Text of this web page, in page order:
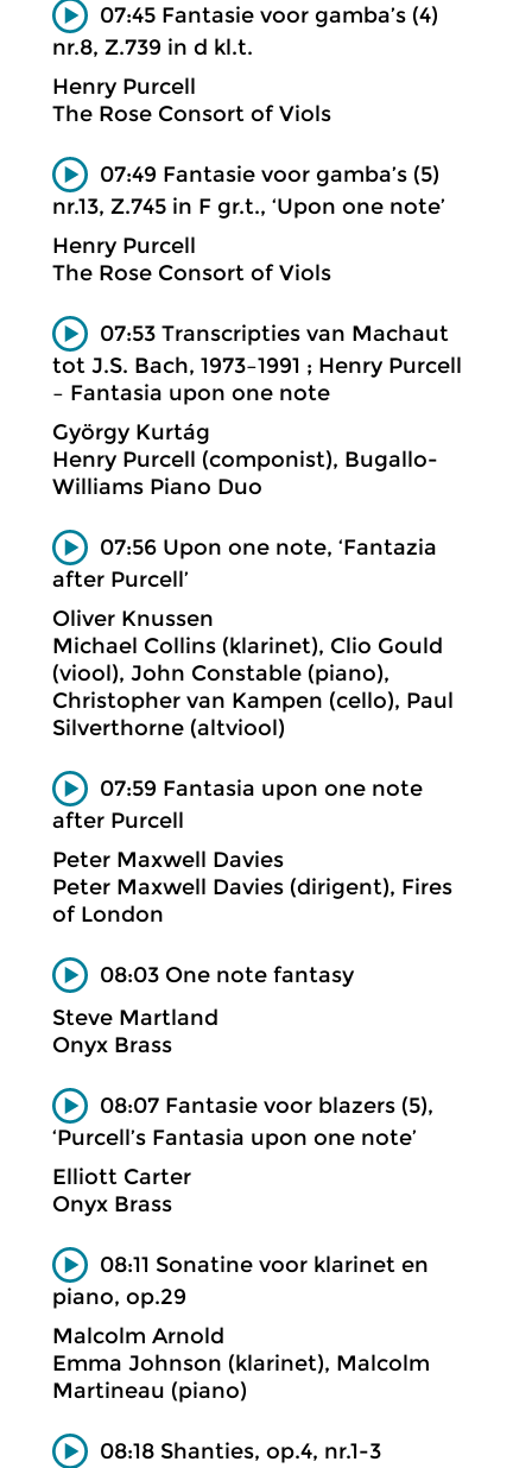
07:45 Fantasie voor gamba’s (4)
nr.8, Z.739 in d kl.t.
Henry Purcell
The Rose Consort of Viols
07:49 Fantasie voor gamba’s (5)
nr.13, Z.745 in F gr.t., ‘Upon one note’
Henry Purcell
The Rose Consort of Viols
07:53 Transcripties van Machaut
tot J.S. Bach, 1973–1991 ; Henry Purcell
– Fantasia upon one note
György Kurtág
Henry Purcell (componist), Bugallo-
Williams Piano Duo
07:56 Upon one note, ‘Fantazia
after Purcell’
Oliver Knussen
Michael Collins (klarinet), Clio Gould
(viool), John Constable (piano),
Christopher van Kampen (cello), Paul
Silverthorne (altviool)
07:59 Fantasia upon one note
after Purcell
Peter Maxwell Davies
Peter Maxwell Davies (dirigent), Fires
of London
08:03 One note fantasy
Steve Martland
Onyx Brass
08:07 Fantasie voor blazers (5),
‘Purcell’s Fantasia upon one note’
Elliott Carter
Onyx Brass
08:11 Sonatine voor klarinet en
piano, op.29
Malcolm Arnold
Emma Johnson (klarinet), Malcolm
Martineau (piano)
08:18 Shanties, op.4, nr.1-3